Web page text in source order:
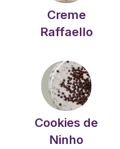
Creme
Raffaello
Cookies de
Ninho